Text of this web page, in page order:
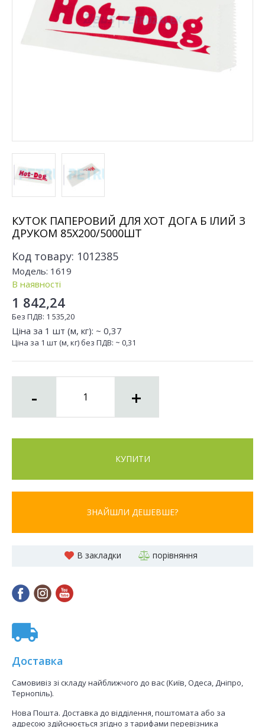
КУТОК ПАПЕРОВИЙ ДЛЯ ХОТ ДОГА Б ІЛИЙ З
ДРУКОМ 85Х200/5000ШТ
Код товару: 1012385
Модель: 1619
В наявності
1 842,24
Без ПДВ: 1 535,20
Ціна за 1 шт (м, кг): ~ 0,37
Ціна за 1 шт (м, кг) без ПДВ: ~ 0,31
- +
КУПИТИ
ЗНАЙШЛИ ДЕШЕВШЕ?
В закладки порівняння
Доставка
Самовивіз зі складу найближчого до вас (Київ, Одеса, Дніпро,
Тернопіль).
Нова Пошта. Доставка до відділення, поштомата або за
адресою здійснюється згідно з тарифами перевізника